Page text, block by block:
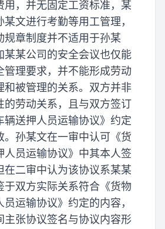
用，并无固定工资标准，某
文进行考勤等用工管理，
规章制度并不适用于孙某
某某公司的安全会议也仅能
管理要求，并不能形成劳动
和被管理的关系。双方并非
的劳动关系，且与双方签订
辆送押人员运输协议》约定
。孙某文在一审中认可《货
人员运输协议》中其本人签
在二审中认为该协议系某某
于双方实际关系符合《货物
运输协议》约定的内容，
主张协议签名与协议内容形